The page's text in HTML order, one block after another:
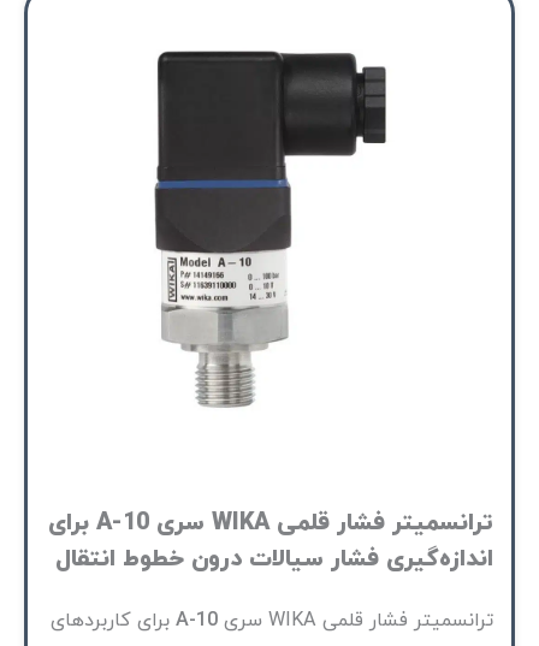
ترانسمیتر فشار قلمی WIKA سری A-10 برای
اندازه‌گیری فشار سیالات درون خطوط انتقال
ترانسمیتر فشار قلمی WIKA سری A-10 برای کاربردهای